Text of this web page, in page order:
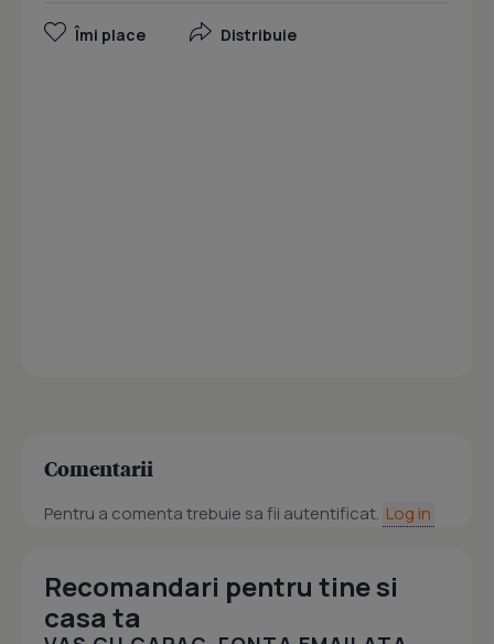
Îmi place Distribuie
Comentarii
Pentru a comenta trebuie sa fii autentificat. Log in
Recomandari pentru tine si
casa ta